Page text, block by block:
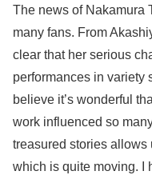
The news of Nakamura
many fans. From
clear that her serious
performances in variety
believe it’s wonderful
work influenced so
treasured stories allows
which is quite moving. I